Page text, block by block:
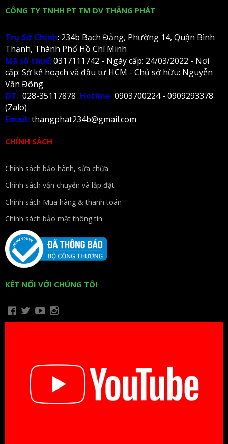
CÔNG TY TNHH PT TM DV THẮNG PHÁT
Trụ Sở Chính: 234b Bạch Đằng, Phường 14, Quận Bình
Thạnh, Thành Phố Hồ Chí Minh
Mã số thuế: 0317111742 - Ngày cấp: 24/03/2022 - Nơi
cấp: Sở kế hoạch và đầu tư HCM - Chủ sở hữu: Nguyễn
Văn Đông
ĐT: 028-35117878 Hotline 0903700224 - 0909293378
(Zalo)
Email:thangphat234b@gmail.com
CHÍNH SÁCH
Chính sách bảo hành, sửa chữa
Chính sách vận chuyển và lắp đặt
Chính sách Mua hàng & thanh toán
Chính sách bảo mật thông tin
KẾT NỐI VỚI CHÚNG TÔI